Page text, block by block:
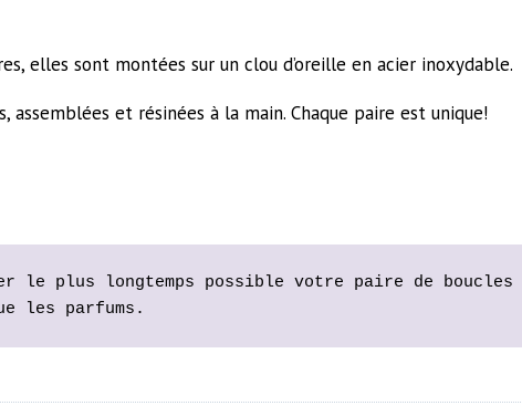
elles sont montées sur un clou d’oreille en acier inoxydable.
assemblées et résinées à la main. Chaque paire est unique!
le plus longtemps possible votre paire de
les parfums.